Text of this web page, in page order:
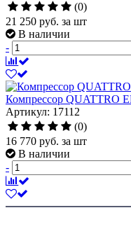
(0)
21 250 руб. за шт
В наличии
-
Компрессор QUATTRO
Артикул: 17112
(0)
16 770 руб. за шт
В наличии
-